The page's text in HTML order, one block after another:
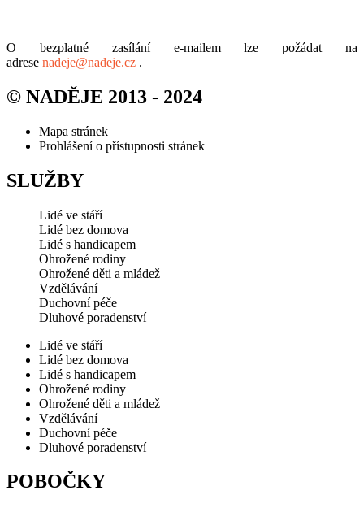
O bezplatné zasílání e-mailem lze požádat na
adrese nadeje@nadeje.cz .
© NADĚJE 2013 - 2024
Mapa stránek
Prohlášení o přístupnosti stránek
SLUŽBY
Lidé ve stáří
Lidé bez domova
Lidé s handicapem
Ohrožené rodiny
Ohrožené děti a mládež
Vzdělávání
Duchovní péče
Dluhové poradenství
Lidé ve stáří
Lidé bez domova
Lidé s handicapem
Ohrožené rodiny
Ohrožené děti a mládež
Vzdělávání
Duchovní péče
Dluhové poradenství
POBOČKY